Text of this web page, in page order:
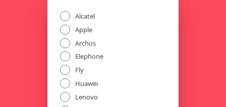
Alcatel
Apple
Archos
Elephone
Fly
Huawei
Lenovo